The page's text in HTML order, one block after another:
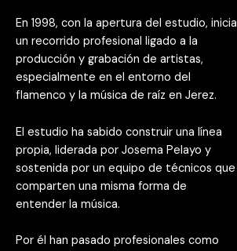
En 1998, con la apertura del estudio, inicia
un recorrido profesional ligado a la
producción y grabación de artistas,
especialmente en el entorno del
flamenco y la música de raíz en Jerez.
El estudio ha sabido construir una línea
propia, liderada por Josema Pelayo y
sostenida por un equipo de técnicos que
comparten una misma forma de
entender la música.
Por él han pasado profesionales como